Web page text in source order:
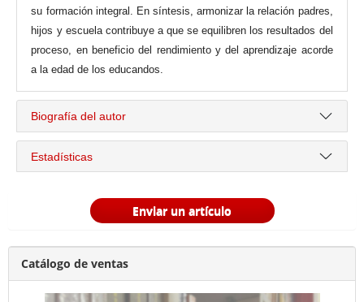
su formación integral. En síntesis, armonizar la relación padres,
hijos y escuela contribuye a que se equilibren los resultados del
proceso, en beneficio del rendimiento y del aprendizaje acorde
a la edad de los educandos.
Biografía del autor
Estadísticas
Enviar un artículo
Catálogo de ventas